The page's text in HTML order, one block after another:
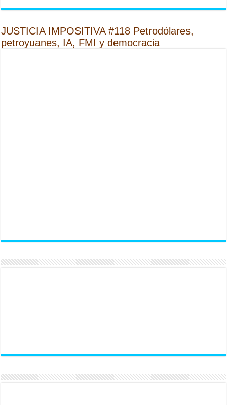
JUSTICIA IMPOSITIVA #118 Petrodólares,
petroyuanes, IA, FMI y democracia